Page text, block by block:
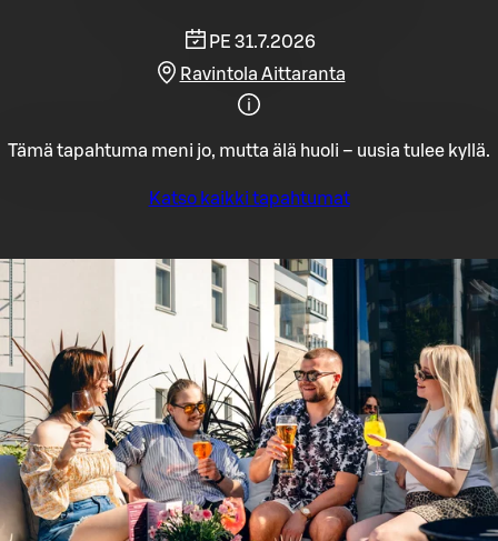
PE 31.7.2026
Ravintola Aittaranta
Tämä tapahtuma meni jo, mutta älä huoli – uusia tulee kyllä.
Katso kaikki tapahtumat